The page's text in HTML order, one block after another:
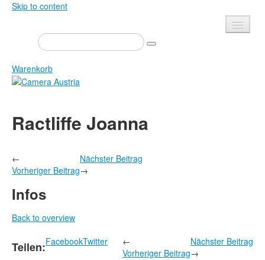
Skip to content
Presse
Veranstaltungen
Newsletter
Über uns
Shop
Warenkorb
Zeitschrift
Bücher
Camera Austria Preis
Fotoarchiv Pierre Bourdieu
Ractliffe Joanna
←
Vorheriger Beitrag
Nächster Beitrag
→
Infos
Back to overview
Teilen:FacebookTwitter
←
Vorheriger Beitrag
Nächster Beitrag
→